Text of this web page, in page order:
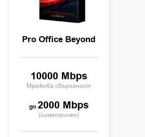
Pro Office Beyond
10000 Mbps
Мрежова свързаност
2000 Mbps
(симетричен)